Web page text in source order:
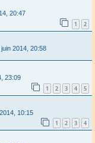
20:47
1 2
2014, 20:58
23:09
1 2 3 4 5
10:15
1 2 3 4